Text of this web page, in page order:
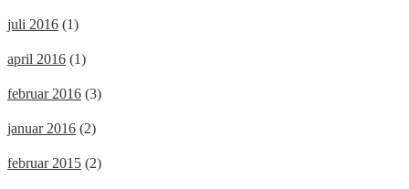
juli 2016 (1)
april 2016 (1)
februar 2016 (3)
januar 2016 (2)
februar 2015 (2)